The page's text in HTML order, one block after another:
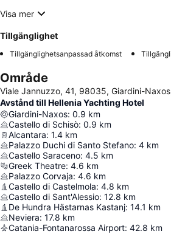
Visa mer
Tillgänglighet
Tillgänglighetsanpassad åtkomst
Område
Viale Jannuzzo, 41, 98035, Giardini-
Avstånd till Hellenia Yachting Hotel
Giardini-Naxos: 0.9 km
Castello di Schisò: 0.9 km
Alcantara: 1.4 km
Palazzo Duchi di Santo Stefano: 4 km
Castello Saraceno: 4.5 km
Greek Theatre: 4.6 km
Palazzo Corvaja: 4.6 km
Castello di Castelmola: 4.8 km
Castello di Sant'Alessio: 12.8 km
De Hundra Hästarnas Kastanj: 14.1 km
Neviera: 17.8 km
Catania-Fontanarossa Airport: 42.8 km